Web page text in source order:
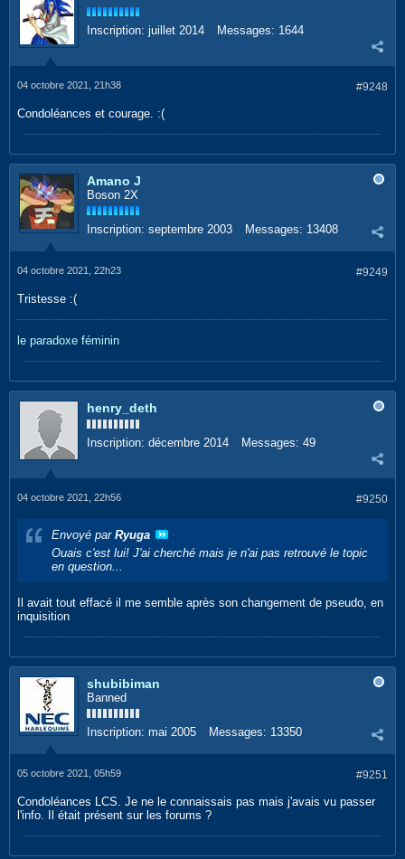
Inscription: juillet 2014 Messages: 1644
#9248
04 octobre 2021, 21h38
Condoléances et courage. :(
Amano J
Boson 2X
Inscription: septembre 2003 Messages: 13408
#9249
04 octobre 2021, 22h23
Tristesse :(
le paradoxe féminin
henry_deth
Inscription: décembre 2014 Messages: 49
#9250
04 octobre 2021, 22h56
Envoyé par Ryuga
Ouais c'est lui! J'ai cherché mais je n'ai pas retrouvé le topic
en question...
Il avait tout effacé il me semble après son changement de pseudo, en
inquisition
shubibiman
Banned
Inscription: mai 2005 Messages: 13350
#9251
05 octobre 2021, 05h59
Condoléances LCS. Je ne le connaissais pas mais j'avais vu passer
l'info. Il était présent sur les forums ?